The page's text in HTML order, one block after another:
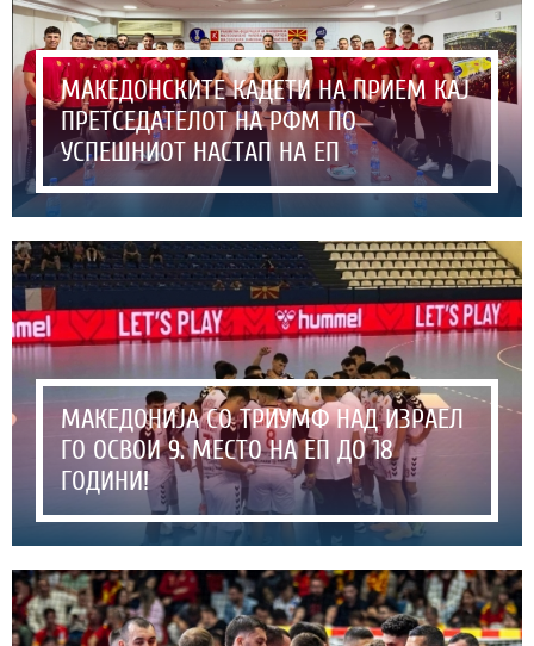
МАКЕДОНСКИТЕ КАДЕТИ НА ПРИЕМ КАЈ
ПРЕТСЕДАТЕЛОТ НА РФМ ПО
УСПЕШНИОТ НАСТАП НА ЕП
МАКЕДОНИЈА СО ТРИУМФ НАД ИЗРАЕЛ
ГО ОСВОИ 9. МЕСТО НА ЕП ДО 18
ГОДИНИ!